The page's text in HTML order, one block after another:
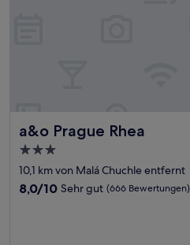
a&o Prague Rhea
a&o Prague Rhea
3.0-
Sterne-
Unterkunft
10,1 km von Malá Chuchle entfernt
8.0
8,0/10 Sehr gut (666 Bewertungen)